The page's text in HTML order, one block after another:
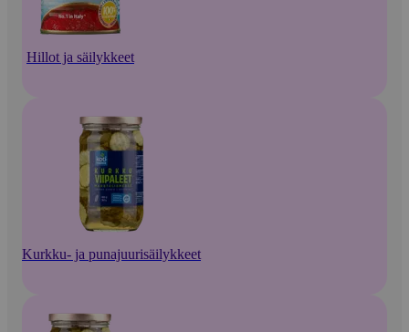
Hillot ja säilykkeet
Kurkku- ja punajuurisäilykkeet